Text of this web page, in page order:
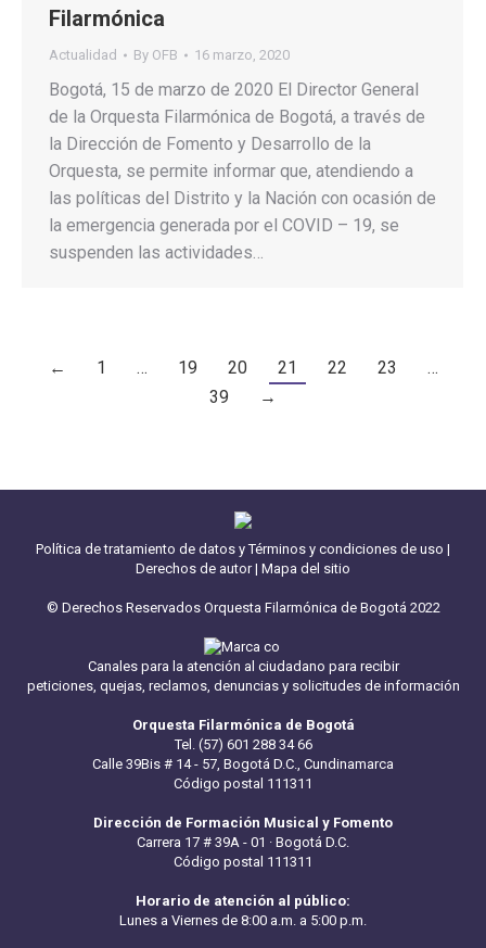
Filarmónica
Actualidad By OFB 16 marzo, 2020
Bogotá, 15 de marzo de 2020 El Director General
de la Orquesta Filarmónica de Bogotá, a través de
la Dirección de Fomento y Desarrollo de la
Orquesta, se permite informar que, atendiendo a
las políticas del Distrito y la Nación con ocasión de
la emergencia generada por el COVID – 19, se
suspenden las actividades…
← 1 … 19 20 21 22 23
…
39
→
Política de tratamiento de datos y Términos y condiciones de uso |
Derechos de autor| Mapa del sitio
© Derechos Reservados Orquesta Filarmónica de Bogotá 2022
Canales para la atención al ciudadano para recibir
peticiones, quejas, reclamos, denuncias y solicitudes de información
Orquesta Filarmónica de Bogotá
Tel. (57) 601 288 34 66
Calle 39Bis # 14 - 57, Bogotá D.C., Cundinamarca
Código postal 111311
Dirección de Formación Musical y Fomento
Carrera 17 # 39A - 01 · Bogotá D.C.
Código postal 111311
Horario de atención al público:
Lunes a Viernes de 8:00 a.m. a 5:00 p.m.